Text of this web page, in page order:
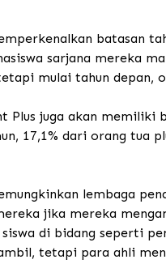
batasan
sarjana mereka
mulai tahun depan,
Plus juga akan memiliki
17,1% dari orang tua
lembaga
jika mereka
siswa di bidang seperti
tetapi para ahli